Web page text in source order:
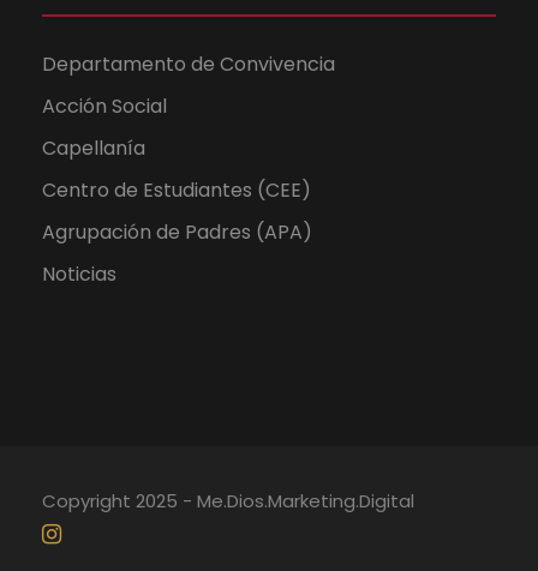
Departamento de Convivencia
Acción Social
Capellanía
Centro de Estudiantes (CEE)
Agrupación de Padres (APA)
Noticias
Copyright 2025 - Me.Dios.Marketing.Digital